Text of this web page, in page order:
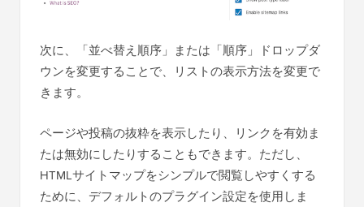
次に、「並べ替え順序」または「順序」ドロップダ
ウンを変更することで、リストの表示方法を変更で
きます。
ページや投稿の抜粋を表示したり、リンクを有効ま
たは無効にしたりすることもできます。ただし、
HTMLサイトマップをシンプルで閲覧しやすくする
ために、デフォルトのプラグイン設定を使用しま